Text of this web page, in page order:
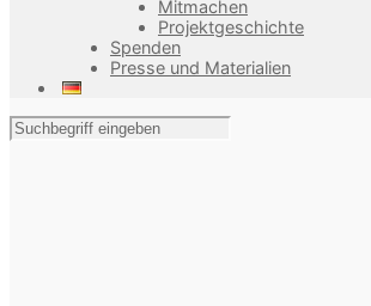
Mitmachen
Projektgeschichte
Spenden
Presse und Materialien